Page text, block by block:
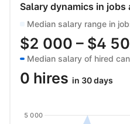
Salary dynamics in jobs
Median salary range in
$2 000 – $4
Median salary of hired
0 hires in 30 days
5 000